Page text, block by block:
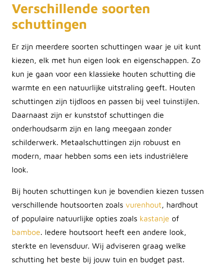
Verschillende soorten
schuttingen
Er zijn meerdere soorten schuttingen waar je uit kunt
kiezen, elk met hun eigen look en eigenschappen. Zo
kun je gaan voor een klassieke houten schutting die
warmte en een natuurlijke uitstraling geeft. Houten
schuttingen zijn tijdloos en passen bij veel tuinstijlen.
Daarnaast zijn er kunststof schuttingen die
onderhoudsarm zijn en lang meegaan zonder
schilderwerk. Metaalschuttingen zijn robuust en
modern, maar hebben soms een iets industriëlere
look.
Bij houten schuttingen kun je bovendien kiezen tussen
verschillende houtsoorten zoals vurenhout, hardhout
of populaire natuurlijke opties zoals kastanje of
bamboe. Iedere houtsoort heeft een andere look,
sterkte en levensduur. Wij adviseren graag welke
schutting het beste bij jouw tuin en budget past.